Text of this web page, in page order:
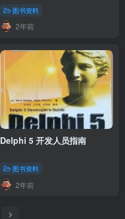
图书资料
2年前
Delphi 5 开发人员指南
图书资料
2年前